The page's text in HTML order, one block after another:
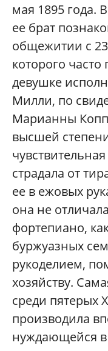
мая 1895 года.
ее брат
общежитии с
которого
девушке
Милли, по
Марианны
высшей
страдала от
ее в ежовых
она не
фортепиано,
буржуазных
рукоделием,
хозяйству.
среди пятерых
производила
нуждающейся